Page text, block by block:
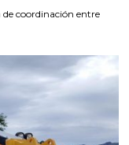
coordinación entre